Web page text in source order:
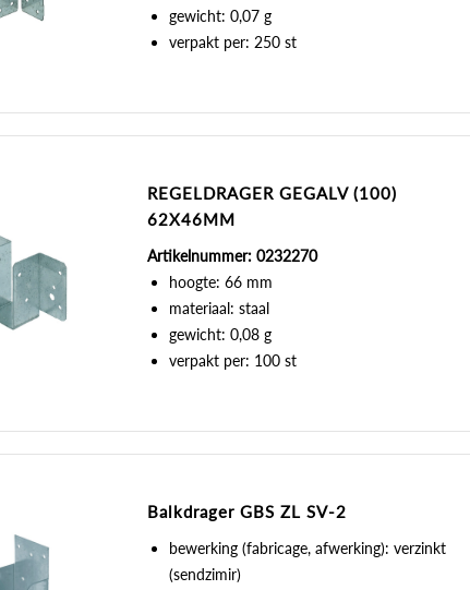
gewicht: 0,07 g
verpakt per: 250 st
REGELDRAGER GEGALV (100)
62X46MM
Artikelnummer: 0232270
hoogte: 66 mm
materiaal: staal
gewicht: 0,08 g
verpakt per: 100 st
Balkdrager GBS ZL SV-2
bewerking (fabricage, afwerking): verzinkt
(sendzimir)